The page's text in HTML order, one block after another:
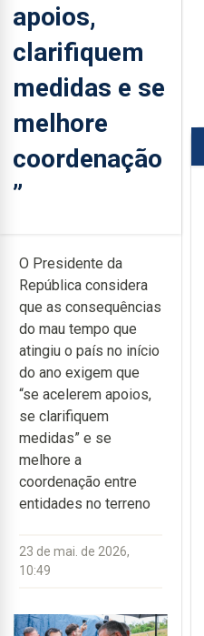
apoios,
clarifiquem
medidas e se
melhore
coordenação
”
O Presidente da
República considera
que as consequências
do mau tempo que
atingiu o país no início
do ano exigem que
“se acelerem apoios,
se clarifiquem
medidas” e se
melhore a
coordenação entre
entidades no terreno
23 de mai. de 2026,
10:49